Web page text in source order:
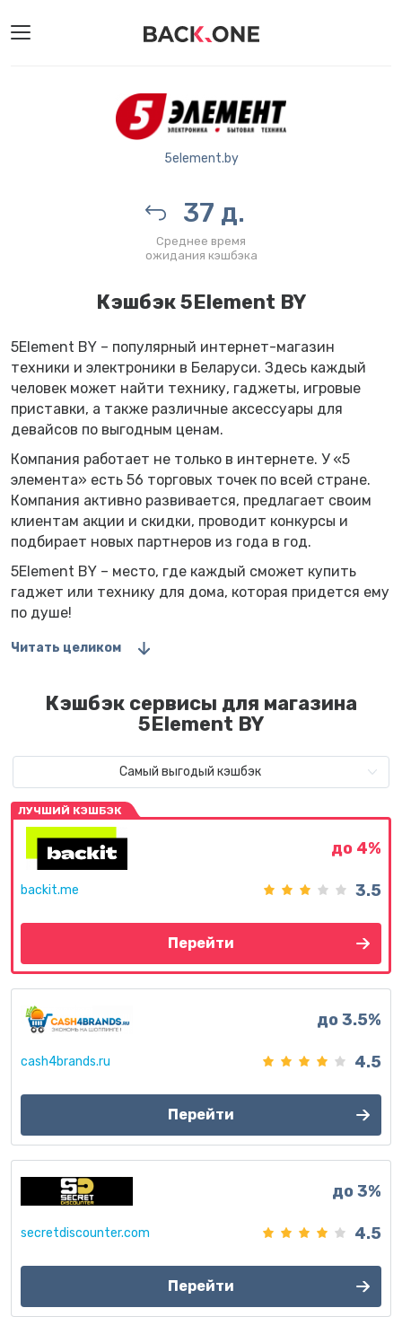
5element.by
37 д.
Среднее время
ожидания кэшбэка
Кэшбэк 5Element BY
5Element BY – популярный интернет-магазин
техники и электроники в Беларуси. Здесь каждый
человек может найти технику, гаджеты, игровые
приставки, а также различные аксессуары для
девайсов по выгодным ценам.
Компания работает не только в интернете. У «5
элемента» есть 56 торговых точек по всей стране.
Компания активно развивается, предлагает своим
клиентам акции и скидки, проводит конкурсы и
подбирает новых партнеров из года в год.
5Element BY – место, где каждый сможет купить
гаджет или технику для дома, которая придется ему
по душе!
Читать целиком
Кэшбэк сервисы для магазина
5Element BY
Самый выгодый кэшбэк
ЛУЧШИЙ КЭШБЭК
backit.me
до 4%
3.5
Перейти
cash4brands.ru
до 3.5%
4.5
Перейти
secretdiscounter.com
до 3%
4.5
Перейти